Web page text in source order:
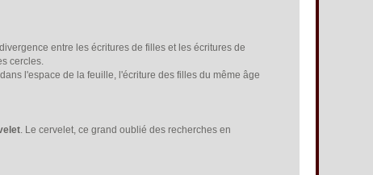
entre les écritures de filles et les écritures de
cercles.
l'espace de la feuille, l'écriture des filles du même âge
. Le cervelet, ce grand oublié des recherches en